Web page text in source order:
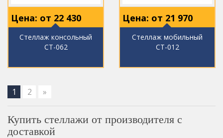
Цена: от 22 430
Стеллаж консольный
СТ-062
Цена: от 21 970
Стеллаж мобильный
СТ-012
1 2 »
Купить стеллажи от производителя с
доставкой